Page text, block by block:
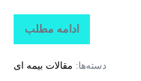
ادامه مطلب
تاراز
بیمه
بیمه
دسته‌ها: مقالات بیمه ای